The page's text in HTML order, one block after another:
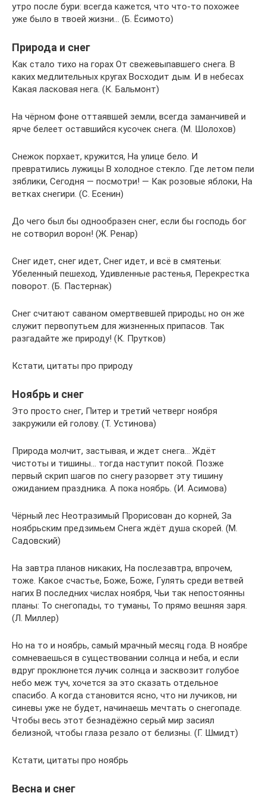
утро после бури: всегда кажется, что что-то похожее
уже было в твоей жизни… (Б. Ёсимото)
Природа и снег
Как стало тихо на горах От свежевыпавшего снега. В
каких медлительных кругах Восходит дым. И в небесах
Какая ласковая нега. (К. Бальмонт)
На чёрном фоне оттаявшей земли, всегда заманчивей и
ярче белеет оставшийся кусочек снега. (М. Шолохов)
Снежок порхает, кружится, На улице бело. И
превратились лужицы В холодное стекло. Где летом пели
зяблики, Сегодня — посмотри! — Как розовые яблоки, На
ветках снегири. (С. Есенин)
До чего был бы однообразен снег, если бы господь бог
не сотворил ворон! (Ж. Ренар)
Снег идет, снег идет, Снег идет, и всё в смятеньи:
Убеленный пешеход, Удивленные растенья, Перекрестка
поворот. (Б. Пастернак)
Снег считают саваном омертвевшей природы; но он же
служит первопутьем для жизненных припасов. Так
разгадайте же природу! (К. Прутков)
Кстати, цитаты про природу
Ноябрь и снег
Это просто снег, Питер и третий четверг ноября
закружили ей голову. (Т. Устинова)
Природа молчит, застывая, и ждет снега… Ждёт
чистоты и тишины… тогда наступит покой. Позже
первый скрип шагов по снегу разорвет эту тишину
ожиданием праздника. А пока ноябрь. (И. Асимова)
Чёрный лес Неотразимый Прорисован до корней, За
ноябрьским предзимьем Снега ждёт душа скорей. (М.
Садовский)
На завтра планов никаких, На послезавтра, впрочем,
тоже. Какое счастье, Боже, Боже, Гулять среди ветвей
нагих В последних числах ноября, Чьи так непостоянны
планы: То снегопады, то туманы, То прямо вешняя заря.
(Л. Миллер)
Но на то и ноябрь, самый мрачный месяц года. В ноябре
сомневаешься в существовании солнца и неба, и если
вдруг проклюнется лучик солнца и засквозит голубое
небо меж туч, хочется за это сказать отдельное
спасибо. А когда становится ясно, что ни лучиков, ни
синевы уже не будет, начинаешь мечтать о снегопаде.
Чтобы весь этот безнадёжно серый мир засиял
белизной, чтобы глаза резало от белизны. (Г. Шмидт)
Кстати, цитаты про ноябрь
Весна и снег